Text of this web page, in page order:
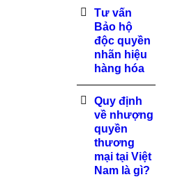
Tư vấn
Bảo hộ
độc quyền
nhãn hiệu
hàng hóa
Quy định
về nhượng
quyền
thương
mại tại Việt
Nam là gì?